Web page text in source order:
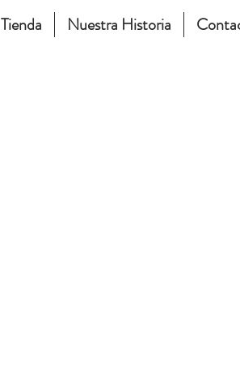
Tienda Nuestra Historia